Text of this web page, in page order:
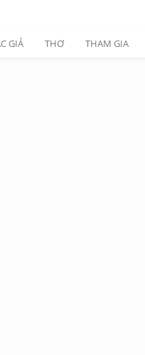
GIẢ THƠ THAM GIA